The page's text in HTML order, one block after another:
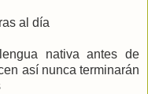
al día
nativa antes de
así nunca terminarán